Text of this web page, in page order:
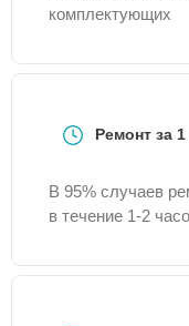
комплектующих
Ремонт за
В 95% случаев
в течение 1-2